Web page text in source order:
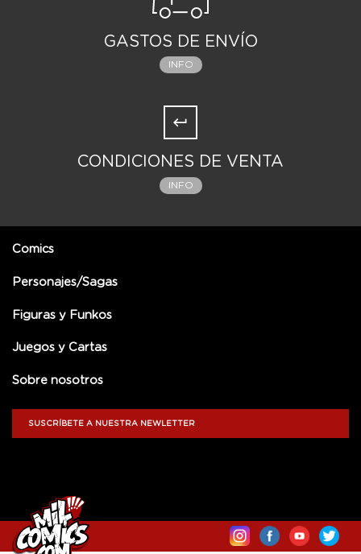
GASTOS DE ENVÍO
INFO
CONDICIONES DE VENTA
INFO
Comics
Personajes/Sagas
Figuras y Funkos
Juegos y Cartas
Sobre nosotros
SUSCRÍBETE A NUESTRA NEWLETTER